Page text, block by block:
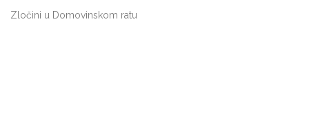
Zločini u Domovinskom ratu